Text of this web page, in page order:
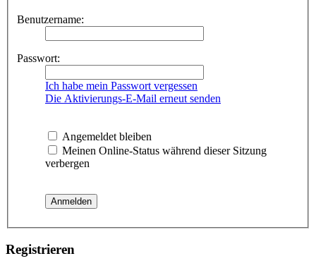
Benutzername:
Passwort:
Ich habe mein Passwort vergessen
Die Aktivierungs-E-Mail erneut senden
Angemeldet bleiben
Meinen Online-Status während dieser Sitzung
verbergen
Registrieren